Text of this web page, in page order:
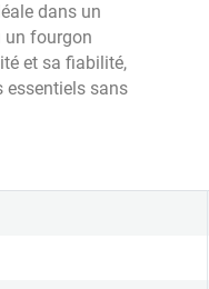
dans un
un fourgon
et sa fiabilité,
essentiels sans